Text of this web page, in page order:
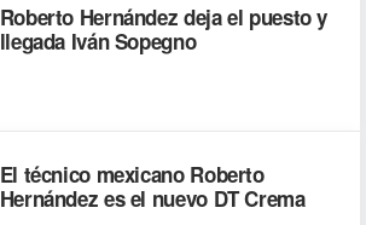
Roberto Hernández deja el puesto y
llegada Iván Sopegno
El técnico mexicano Roberto
Hernández es el nuevo DT Crema